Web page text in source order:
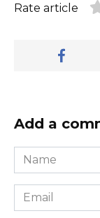
Rate article
Add a
Name
*
Email
*